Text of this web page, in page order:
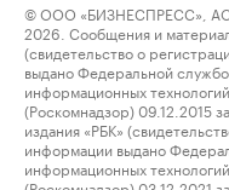
© ООО «БИЗНЕСПРЕСС»,
2026. Сообщения и
(свидетельство о
выдано Федеральной
информационных
(Роскомнадзор) 09.12.2015
издания «РБК»
информации выдано
информационных